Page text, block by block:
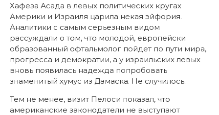
Хафеза Асада в левых политических кругах
Америки и Израиля царила некая эйфория.
Аналитики с самым серьезным видом
рассуждали о том, что молодой, европейски
образованный офтальмолог пойдет по пути мира,
прогресса и демократии, а у израильских левых
вновь появилась надежда попробовать
знаменитый хумус из Дамаска. Не случилось.
Тем не менее, визит Пелоси показал, что
американские законодатели не выступают